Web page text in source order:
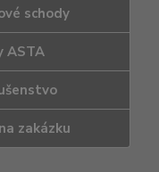
schody
ASTA
zakázku